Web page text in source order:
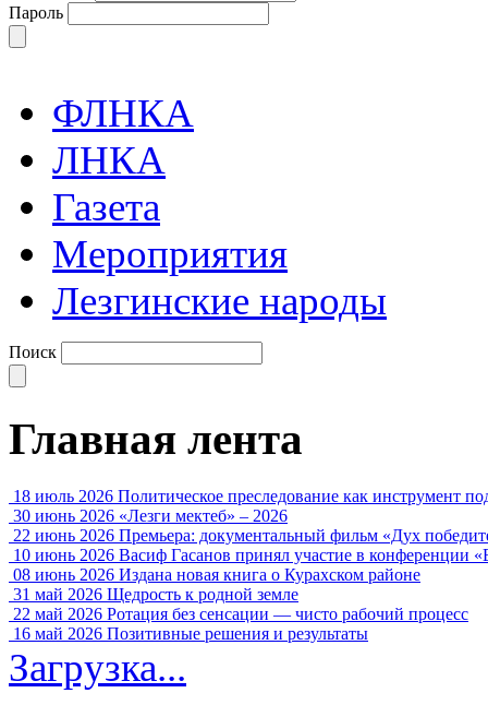
Пароль
ФЛНКА
ЛНКА
Газета
Мероприятия
Лезгинские народы
Поиск
Главная лента
18 июль 2026 Политическое преследование как инструмент
30 июнь 2026 «Лезги мектеб» – 2026
22 июнь 2026 Премьера: документальный фильм «Дух
10 июнь 2026 Васиф Гасанов принял участие в конференции
08 июнь 2026 Издана новая книга о Курахском районе
31 май 2026 Щедрость к родной земле
22 май 2026 Ротация без сенсации — чисто рабочий процесс
16 май 2026 Позитивные решения и результаты
Загрузка...